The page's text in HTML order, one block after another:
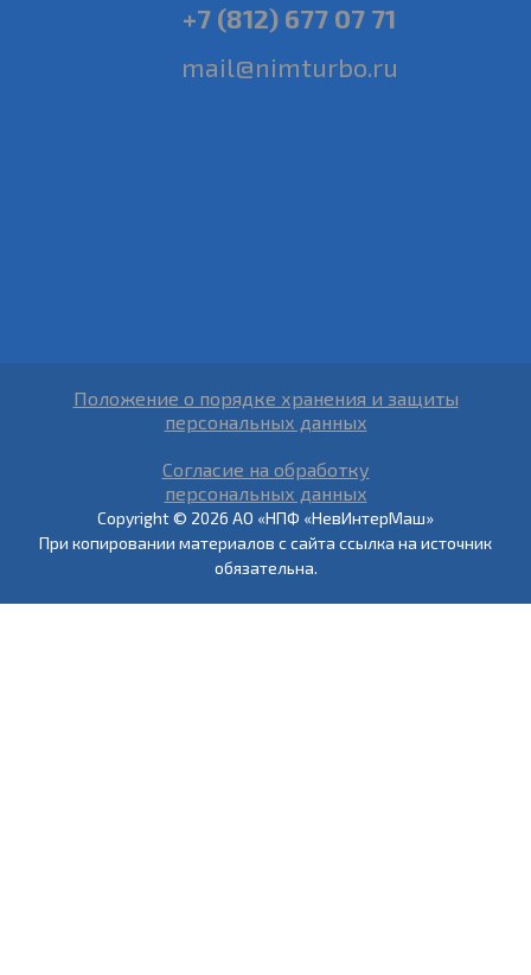
+7 (812) 677 07 71
mail@nimturbo.ru
Положение о порядке хранения и защиты
персональных данных
Согласие на обработку
персональных данных
Copyright © 2026 АО «НПФ «НевИнтерМаш»
При копировании материалов с сайта ссылка на источник
обязательна.